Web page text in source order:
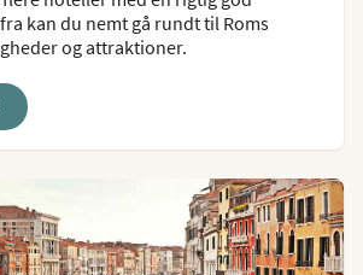
kan du nemt gå rundt til Roms
og attraktioner.